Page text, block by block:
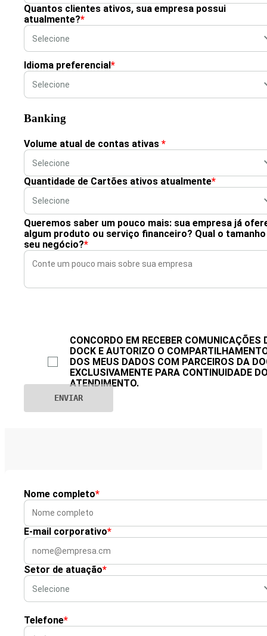
Quantos clientes ativos, sua empresa possui
atualmente?*
Idioma preferencial *
Banking
Volume atual de contas ativas *
Quantidade de Cartões ativos atualmente*
Queremos saber um pouco mais: sua empresa já
algum produto ou serviço financeiro? Qual o
seu negócio?*
CONCORDO EM RECEBER COMUNICAÇÕES
DOCK E AUTORIZO O
DOS MEUS DADOS COM PARCEIROS DA
EXCLUSIVAMENTE PARA CONTINUIDADE
ATENDIMENTO.
Nome completo*
E-mail corporativo*
Setor de atuação*
Telefone*